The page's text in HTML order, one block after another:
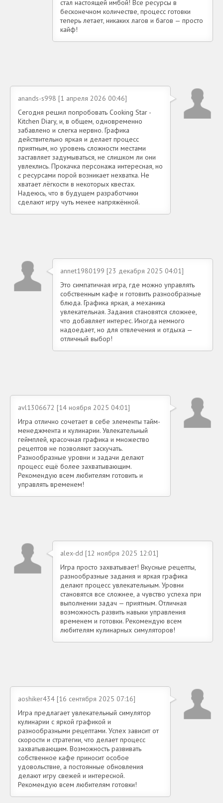
стал настоящей имбой! Все ресурсы в
бесконечном количестве, процесс готовки
теперь летает, никаких лагов и багов — просто
кайф!
anands-s998 [1 апреля 2026 00:46]
Сегодня решил попробовать Cooking Star -
Kitchen Diary, и, в общем, одновременно
забавлено и слегка нервно. Графика
действительно яркая и делает процесс
приятным, но уровень сложности местами
заставляет задумываться, не слишком ли они
увлеклись. Прокачка персонажа интересная, но
с ресурсами порой возникает нехватка. Не
хватает лёгкости в некоторых квестах.
Надеюсь, что в будущем разработчики
сделают игру чуть менее напряжённой.
annet1980199 [23 декабря 2025 04:01]
Это симпатичная игра, где можно управлять
собственным кафе и готовить разнообразные
блюда. Графика яркая, а механика
увлекательная. Задания становятся сложнее,
что добавляет интерес. Иногда немного
надоедает, но для отвлечения и отдыха —
отличный выбор!
avl1306672 [14 ноября 2025 04:01]
Игра отлично сочетает в себе элементы тайм-
менеджмента и кулинарии. Увлекательный
геймплей, красочная графика и множество
рецептов не позволяют заскучать.
Разнообразные уровни и задачи делают
процесс ещё более захватывающим.
Рекомендую всем любителям готовить и
управлять временем!
alex-dd [12 ноября 2025 12:01]
Игра просто захватывает! Вкусные рецепты,
разнообразные задания и яркая графика
делают процесс увлекательным. Уровни
становятся все сложнее, а чувство успеха при
выполнении задач — приятным. Отличная
возможность развить навыки управления
временем и готовки. Рекомендую всем
любителям кулинарных симуляторов!
aoshiker434 [16 сентября 2025 07:16]
Игра предлагает увлекательный симулятор
кулинарии с яркой графикой и
разнообразными рецептами. Успех зависит от
скорости и стратегии, что делает процесс
захватывающим. Возможность развивать
собственное кафе приносит особое
удовольствие, а постоянные обновления
делают игру свежей и интересной.
Рекомендую всем любителям готовки!